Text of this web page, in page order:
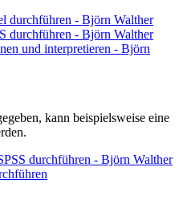
durchführen - Björn Walther
durchführen - Björn Walther
und interpretieren - Björn
kann beispielsweise eine
durchführen - Björn Walther